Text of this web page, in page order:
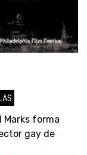
Marks forma
gay de